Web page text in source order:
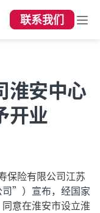
联系我们
淮安中心
开业
保险有限公司江苏
”）宣布，经国家
意在淮安市设立淮